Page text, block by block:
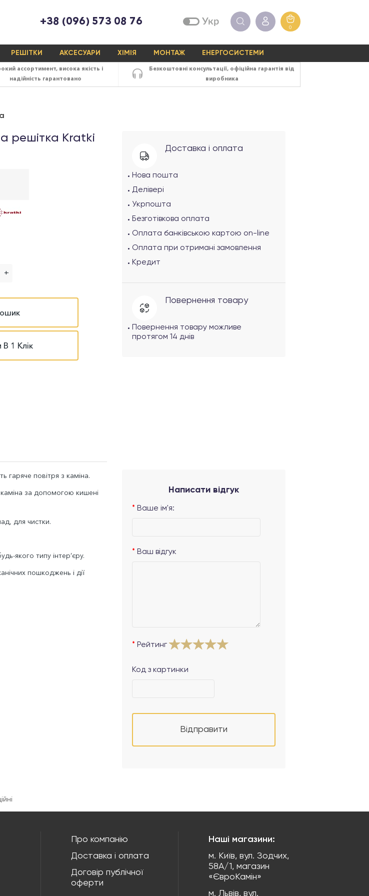
+38 (096) 573 08 76 Укр
0
РЕШІТКИ АКСЕСУАРИ ХІМІЯ МОНТАЖ ЕНЕРГОСИСТЕМИ
ассортимент, висока якість і
надійність гарантовано
Безкоштовні консультації, офіційна гарантія від
виробника
решітка Kratki
+
В 1 Клік
Доставка і оплата
Нова пошта
Делівері
Укрпошта
Безготівкова оплата
Оплата банківською картою on-line
Оплата при отримані замовлення
Кредит
Повернення товару
Повернення товару можливе
протягом 14 днів
гаряче повітря з каміна.
за допомогою кишені
для чистки.
якого типу інтер’єру.
пошкоджень і дії
Написати відгук
Ваше ім'я:
Ваш відгук
Рейтинг
Код з картинки
Відправити
Про компанію
Доставка і оплата
Договір публічної
оферти
Наші магазини:
м. Київ, вул. Зодчих,
58А/1, магазин
«ЄвроКамін»
м. Львів, вул.